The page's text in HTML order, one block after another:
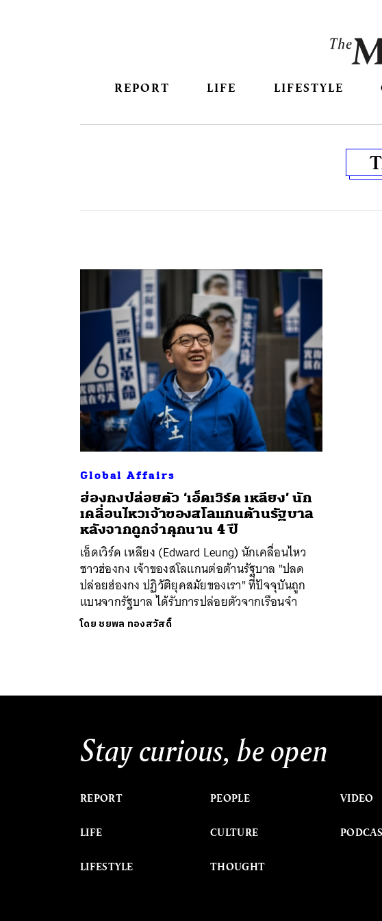
REPORT LIFE LIFESTYLE
Global Affairs
ฮ่องกงปล่อยตัว ‘เอ็ดเวิร์ด เหลียง’ นัก
เคลื่อนไหวเจ้าของสโลแกนต้านรัฐบาล
หลังจากถูกจำคุกนาน 4 ปี
เอ็ดเวิร์ด เหลียง (Edward Leung) นักเคลื่อนไหว
ชาวฮ่องกง เจ้าของสโลแกนต่อต้านรัฐบาล "ปลด
ปล่อยฮ่องกง ปฏิวัติยุคสมัยของเรา" ที่ปัจจุบันถูก
แบนจากรัฐบาล ได้รับการปล่อยตัวจากเรือนจำ
โดย ชยพล ทองสวัสดิ์
Stay curious, be open
REPORT
LIFE
LIFESTYLE
PEOPLE
CULTURE
THOUGHT
VIDEO
ค้นหา